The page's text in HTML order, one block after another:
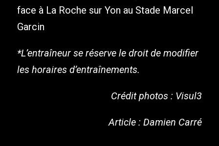
face à La Roche sur Yon au Stade Marcel
Garcin
*L’entraîneur se réserve le droit de modifier
les horaires d’entraînements.
Crédit photos : Visul3
Article : Damien Carré